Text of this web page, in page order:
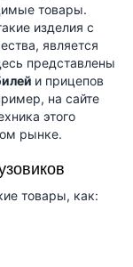
товары.
изделия с
является
представлены
и прицепов
на сайте
этого
рынке.
товары, как: